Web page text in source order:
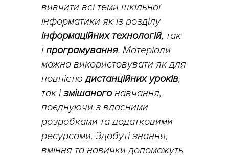
вивчити всі теми шкільної
інформатики як із розділу
інформаційних технологій, так
іпрограмування. Матеріали
можна використовувати як для
повністюдистанційнихуроків,
так ізмішаногонавчання,
поєднуючи з власними
розробками та додатковими
ресурсами. Здобуті знання,
вміння та навички допоможуть